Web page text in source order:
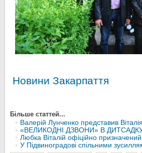
Новини Закарпаття
Більше статтей...
Валерій Лунченко представив
«ВЕЛИКОДНІ ДЗВОНИ» В
Любка Віталій офіційно
У Підвиноградові спільними